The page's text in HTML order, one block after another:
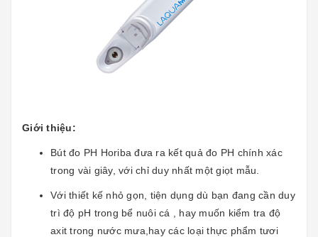
Giới thiệu:
Bút đo PH Horiba đưa ra kết quả đo PH chính xác
trong vài giây, với chỉ duy nhất một giọt mẫu.
Với thiết kế nhỏ gọn, tiện dụng dù bạn đang cần duy
trì độ pH trong bể nuôi cá , hay muốn kiểm tra độ
axit trong nước mưa,hay các loại thực phẩm tươi